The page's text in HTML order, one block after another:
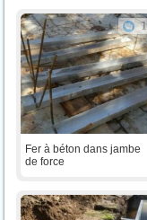
1
Fer à béton dans jambe
de force